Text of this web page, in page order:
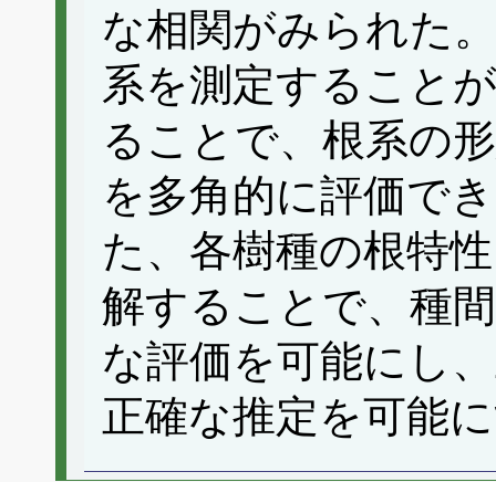
な相関がみられた
系を測定すること
ることで、根系の
を多角的に評価で
た、各樹種の根特
解することで、種
な評価を可能にし
正確な推定を可能